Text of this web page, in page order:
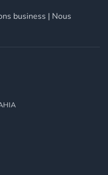
business | Nous